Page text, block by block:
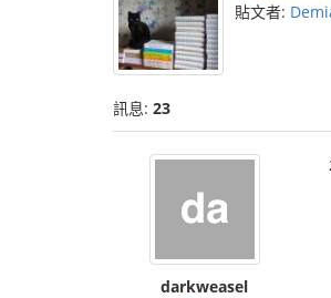
貼文者:
訊息: 23
darkweasel